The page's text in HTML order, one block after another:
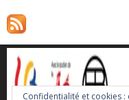
Confidentialité et cookies :